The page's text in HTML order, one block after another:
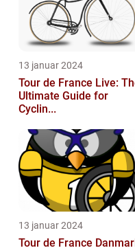
13 januar 2024
Tour de France Live:
Ultimate Guide for
Cyclin...
13 januar 2024
Tour de France